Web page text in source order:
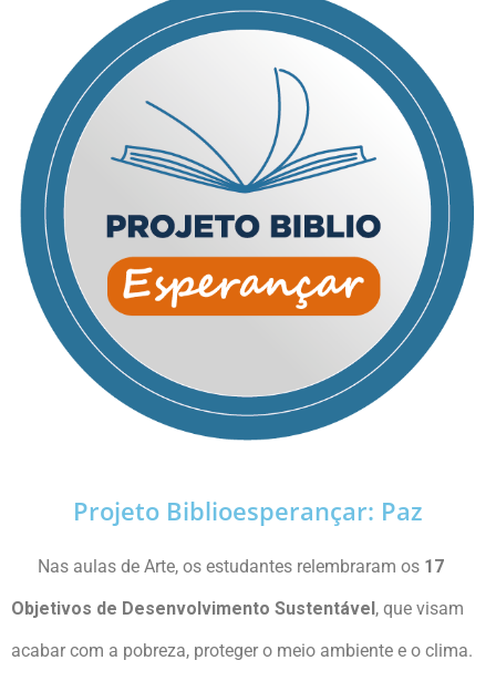
Projeto Biblioesperançar: Paz
Nas aulas de Arte, os estudantes relembraram os 17
Objetivos de Desenvolvimento Sustentável, que visam
acabar com a pobreza, proteger o meio ambiente e o clima.